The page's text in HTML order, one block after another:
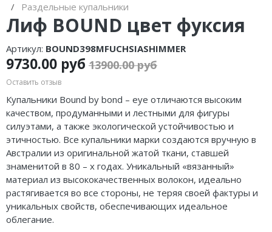
Раздельные купальники
Лиф BOUND цвет фуксия
Артикул: BOUND398MFUCHSIASHIMMER
9730.00 руб 13900.00 руб
Оставить отзыв
Купальники Bound by bond – eye отличаются высоким
качеством, продуманными и лестными для фигуры
силуэтами, а также экологической устойчивостью и
этичностью. Все купальники марки создаются вручную в
Австралии из оригинальной жатой ткани, ставшей
знаменитой в 80 – х годах. Уникальный «вязанный»
материал из высококачественных волокон, идеально
растягивается во все стороны, не теряя своей фактуры и
уникальных свойств, обеспечивающих идеальное
облегание.